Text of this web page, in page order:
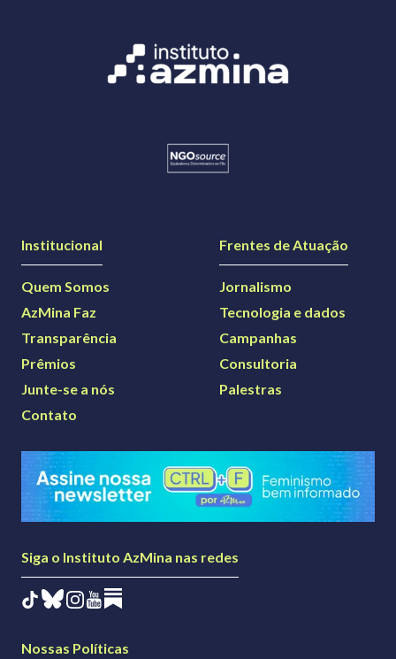
Institucional
Quem Somos
AzMina Faz
Transparência
Prêmios
Junte-se a nós
Contato
Frentes de Atuação
Jornalismo
Tecnologia e dados
Campanhas
Consultoria
Palestras
Siga o Instituto AzMina nas redes
Nossas Políticas